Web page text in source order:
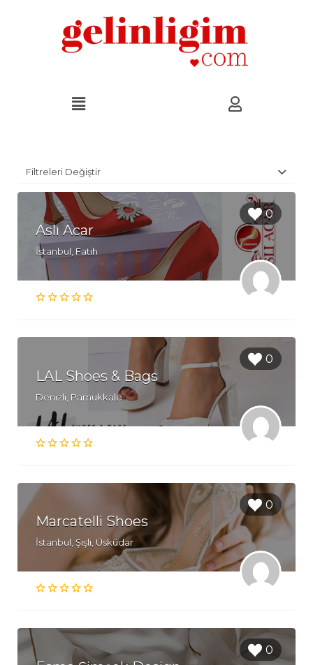
Filtreleri Değiştir
0
Aslı Acar
İstanbul, Fatih
0
LAL Shoes & Bags
Denizli, Pamukkale
0
Marcatelli Shoes
İstanbul, Şişli, Üsküdar
0